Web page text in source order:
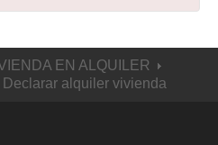
EN ALQUILER
Declarar alquiler vivienda